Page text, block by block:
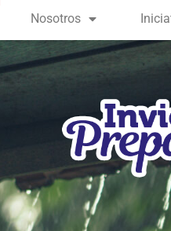
Nosotros